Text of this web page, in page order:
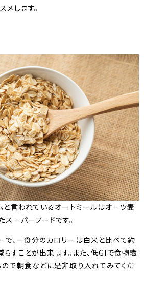
メします。
と言われているオートミールはオーツ麦
スーパーフードです。
で、一食分のカロリーは白米と比べて約
すことが出来ます。また、低GIで食物繊
で朝食などに是非取り入れてみてくだ